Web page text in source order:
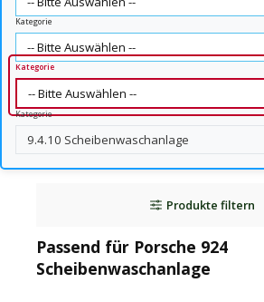
Kategorie
Kategorie
Kategorie
Produkte filtern
Passend für Porsche 924
Scheibenwaschanlage